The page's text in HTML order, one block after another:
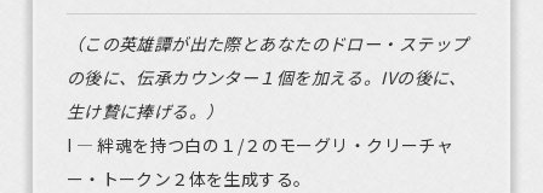
（この英雄譚が出た際とあなたのドロー・ステップ
の後に、伝承カウンター１個を加える。IVの後に、
生け贄に捧げる。）
I — 絆魂を持つ白の１/２のモーグリ・クリーチャ
ー・トークン２体を生成する。